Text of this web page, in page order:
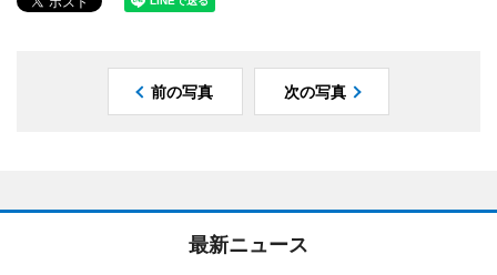
前の写真 次の写真
最新ニュース